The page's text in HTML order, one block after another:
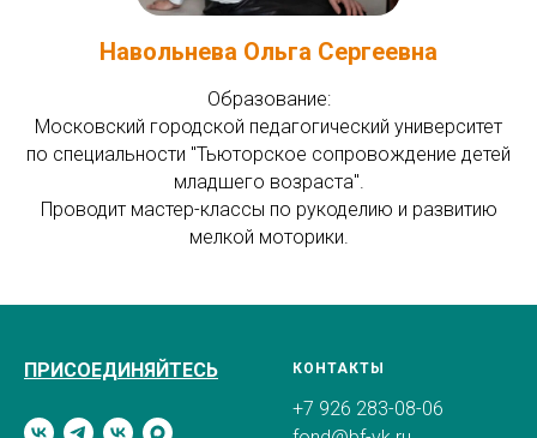
Навольнева Ольга Сергеевна
Образование:
Московский городской педагогический университет
по специальности "Тьюторское сопровождение детей
младшего возраста".
Проводит мастер-классы по рукоделию и развитию
мелкой моторики.
ПРИСОЕДИНЯЙТЕСЬ КОНТАКТЫ
+7 926 283-08-06